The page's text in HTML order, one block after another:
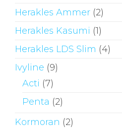
Herakles Ammer (2)
Herakles Kasumi (1)
Herakles LDS Slim (4)
Ivyline (9)
Acti (7)
Penta (2)
Kormoran (2)